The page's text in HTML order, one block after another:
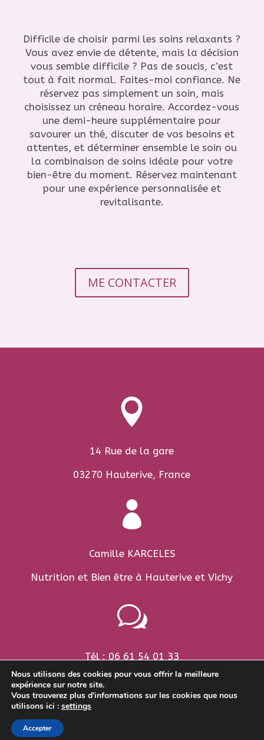
Difficile de choisir parmi les soins relaxants ?
Vous avez envie de détente, mais la décision
vous semble difficile ? Pas de soucis, c’est
tout à fait normal. Faites-moi confiance. Ne
réservez pas simplement un soin, mais
choisissez un créneau horaire. Accordez-vous
une demi-heure supplémentaire pour
savourer un thé, discuter de vos besoins et
attentes, et déterminer ensemble le soin ou
la combinaison de soins idéale pour votre
bien-être du moment. Réservez maintenant
pour une expérience personnalisée et
revitalisante.
ME CONTACTER

14 Rue de la gare
03270 Hauterive, France

Camille KARCELES
Nutrition et Bien être à Hauterive et Vichy
w
Tél : 06 61 54 01 33
contact@lesateliersdecamille.fr
Nous utilisons des cookies pour vous offrir la meilleure
expérience sur notre site.
Vous trouverez plus d'informations sur les cookies que nous
utilisons ici : settings
Accepter